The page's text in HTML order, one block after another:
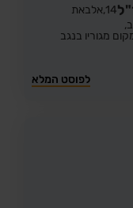
14, אלבאת
מגוריו בנגב
לפוסט המלא